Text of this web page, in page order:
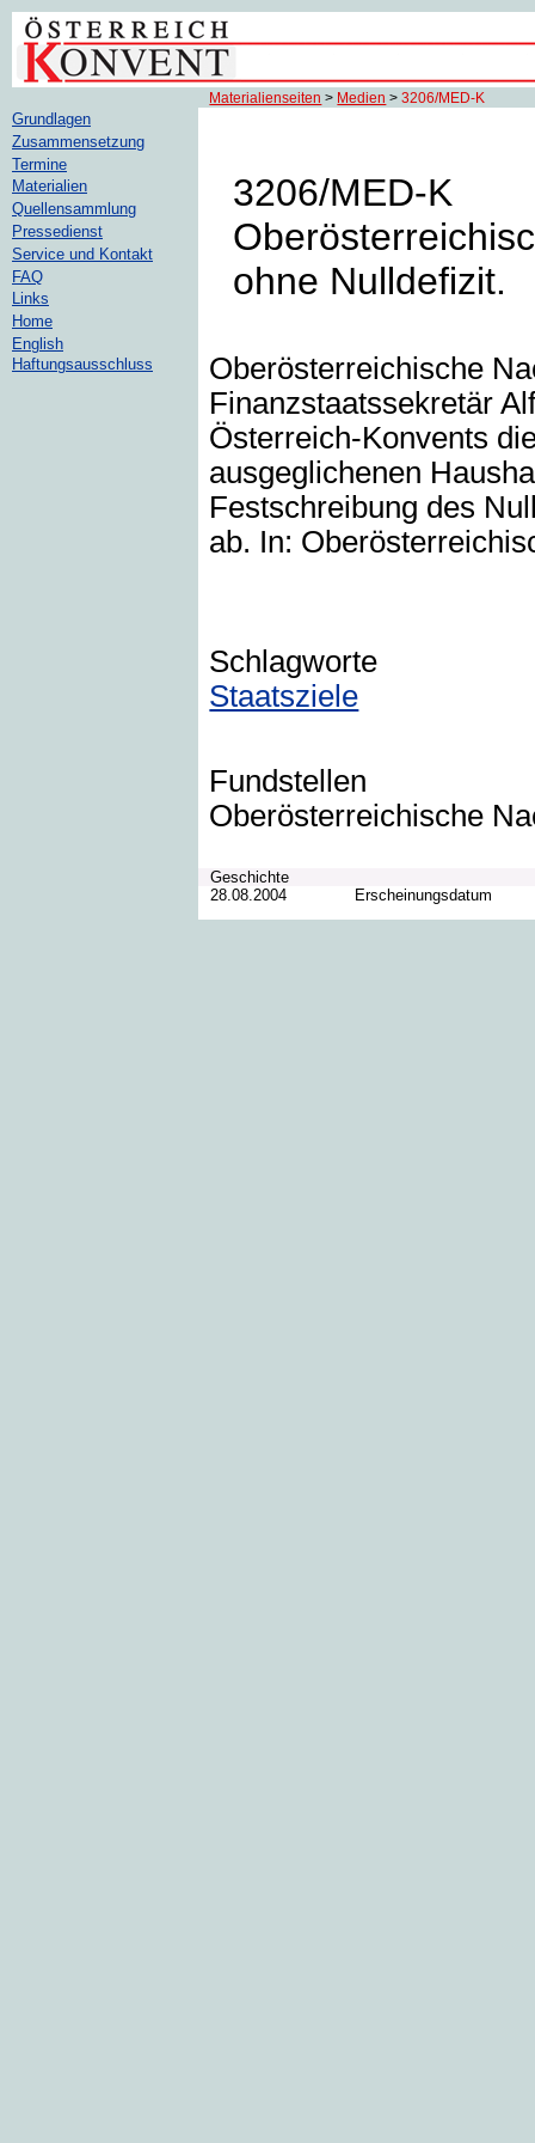
Materialienseiten > Medien >3206/MED-K
3206/MED-K
ohne Nulldefizit.
Oberösterreichische
Finanzstaatssekretär
Österreich-Konvents
ausgeglichenen
Festschreibung des
ab. In:
Schlagworte
Staatsziele
Fundstellen
Oberösterreichische
Geschichte
28.08.2004
Erscheinungsdatum
Grundlagen
Zusammensetzung
Termine
Materialien
Quellensammlung
Pressedienst
Service und Kontakt
FAQ
Links
Home
English
Haftungsausschluss